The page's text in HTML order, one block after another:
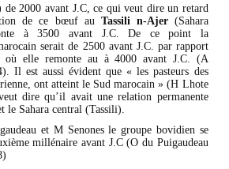
de 2000 avant J.C, ce qui veut dire un retard
de ce bœuf au Tassili n-Ajer (Sahara
à 3500 avant J.C. De ce point la
serait de 2500 avant J.C. par rapport
où elle remonte au à 4000 avant J.C. (A
Il est aussi évident que « les pasteurs des
ont atteint le Sud marocain » (H Lhote
dire qu’il avait une relation permanente
le Sahara central (Tassili).
et M Senones le groupe bovidien se
millénaire avant J.C (O du Puigaudeau